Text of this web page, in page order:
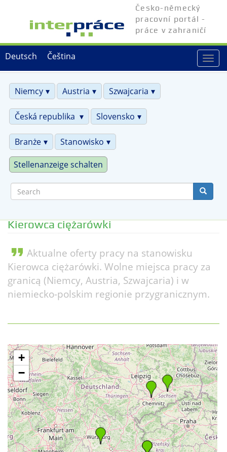
Čeština
Deutsch
Česko-německý
pracovní portál -
práce v zahraničí
Niemcy
Austria Szwajcaria
Česká republika Slovensko
Branże Stanowisko
Stellenanzeige schalten
Kierowca ciężarówki
format_quote Aktualne oferty pracy na stanowisku
Kierowca ciężarówki. Wolne miejsca pracy za
granicą (Niemcy, Austria, Szwajcaria) i w
niemiecko-polskim regionie przygranicznym.
+
−